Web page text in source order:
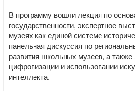
В программу вошли лекция по
государственности, экспертное
музеях как единой системе
панельная дискуссия по
развития школьных музеев, а также
цифровизации и использовании
интеллекта.